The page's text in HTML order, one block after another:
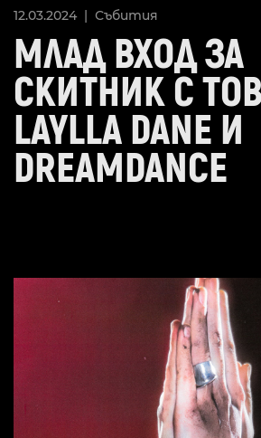
12.03.2024 | Събития
МЛАД ВХОД ЗА
СКИТНИК С
LAYLLA DANE И
DREAMDANCE